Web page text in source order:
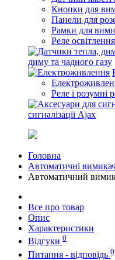
Кнопки для
Панели для
Рамки для
Реле
диму та чадного газу
Реле і розумні
сигналізації Ajax
Головна
Автоматичні
Автоматичний
Все про товар
Опис
Характеристики
Відгуки 0
Питання - відповідь 0